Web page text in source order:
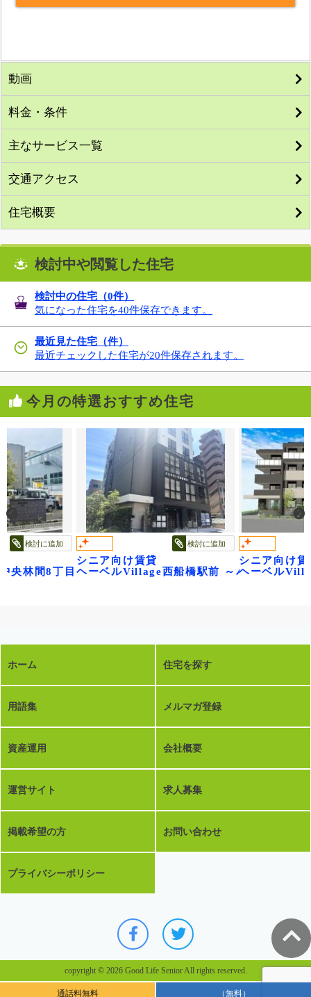
動画
料金・条件
主なサービス一覧
交通アクセス
住宅概要
検討中や閲覧した住宅
検討中の住宅（0件）
気になった住宅を40件保存できます。
最近見た住宅（件）
最近チェックした住宅が20件保存されます。
今月の特選おすすめ住宅
ール～
検討に追加
西船橋駅前 ～パティオメープル～
検討に追加
シニア向け賃貸
ヘーベルVillage湘南台Ⅲ|シュテルン
シニア
ヘーベ
ホーム 住宅を探す
用語集 メルマガ登録
資産運用 会社概要
運営サイト 求人募集
掲載希望の方 お問い合わせ
プライバシーポリシー
copyright © 2026 Good Life Senior All rights reserved.
通話料無料 （無料）